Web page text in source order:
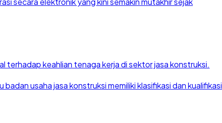
keahlian tenaga kerja di sektor jasa konstruksi.
usaha jasa konstruksi memiliki klasifikasi dan kualifikasi